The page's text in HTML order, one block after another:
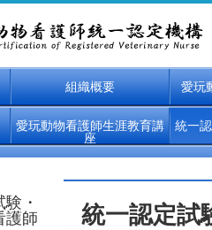
組織概要 愛玩
愛玩動物看護師生涯教育講
座
統一
・
護師
統一認定試